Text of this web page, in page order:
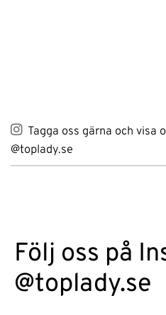
Tagga oss gärna och visa
@toplady.se
Följ oss på
@toplady.se